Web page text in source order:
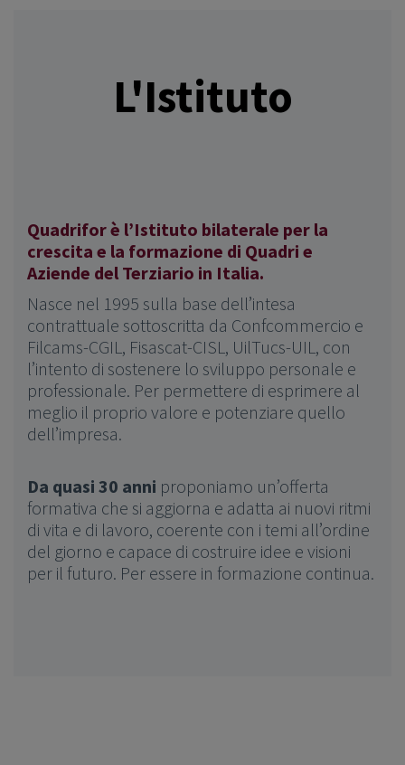
L'Istituto
Quadrifor è l’Istituto bilaterale per la
crescita e la formazione di Quadri e
Aziende del Terziario in Italia.
Nasce nel 1995 sulla base dell’intesa
contrattuale sottoscritta da Confcommercio e
Filcams-CGIL, Fisascat-CISL, UilTucs-UIL, con
l’intento di sostenere lo sviluppo personale e
professionale. Per permettere di esprimere al
meglio il proprio valore e potenziare quello
dell’impresa.
Da quasi 30 anni proponiamo un’offerta
formativa che si aggiorna e adatta ai nuovi ritmi
di vita e di lavoro, coerente con i temi all’ordine
del giorno e capace di costruire idee e visioni
per il futuro. Per essere in formazione continua.